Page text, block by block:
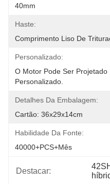
40mm
Haste:
Comprimento Liso De
Personalizado:
O Motor Pode Ser
Personalizado.
Detalhes Da Embalagem:
Cartão: 36x29x14cm
Habilidade Da Fonte:
40000+PCS+Mês
Destacar: